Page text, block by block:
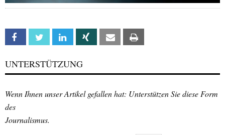
Facebook Twitter Linkedin Xing Email
UNTERSTÜTZUNG
Wenn Ihnen unser Artikel gefallen hat: Unterstützen Sie diese Form
des
Journalismus.